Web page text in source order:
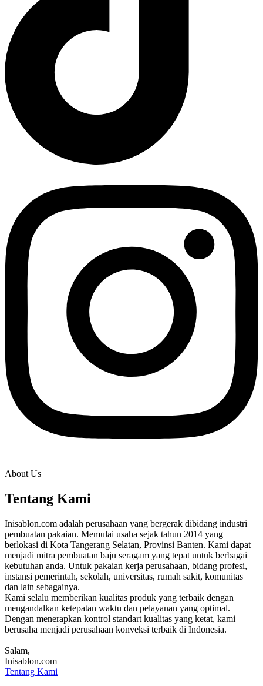
About Us
Tentang Kami
Inisablon.com adalah perusahaan yang bergerak dibidang industri
pembuatan pakaian. Memulai usaha sejak tahun 2014 yang
berlokasi di Kota Tangerang Selatan, Provinsi Banten. Kami dapat
menjadi mitra pembuatan baju seragam yang tepat untuk berbagai
kebutuhan anda. Untuk pakaian kerja perusahaan, bidang profesi,
instansi pemerintah, sekolah, universitas, rumah sakit, komunitas
dan lain sebagainya.
Kami selalu memberikan kualitas produk yang terbaik dengan
mengandalkan ketepatan waktu dan pelayanan yang optimal.
Dengan menerapkan kontrol standart kualitas yang ketat, kami
berusaha menjadi perusahaan konveksi terbaik di Indonesia.
Salam,
Inisablon.com
Tentang Kami